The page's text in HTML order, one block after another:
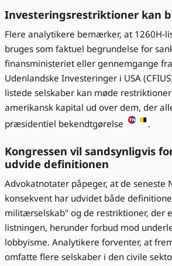
Investeringsrestriktioner kan
Flere analytikere bemærker, at 1260H-
bruges som faktuel begrundelse for
finansministeriet eller gennemgange
Udenlandske Investeringer i USA
listede selskaber kan møde
amerikansk kapital ud over dem, der
præsidentiel bekendtgørelse
.
Kongressen vil sandsynligvis
udvide definitionen
Advokatnotater påpeger, at de seneste
konsekvent har udvidet både
militærselskab" og de restriktioner, der
listningen, herunder forbud mod
lobbyisme. Analytikere forventer, at
omfatte flere selskaber i den civile